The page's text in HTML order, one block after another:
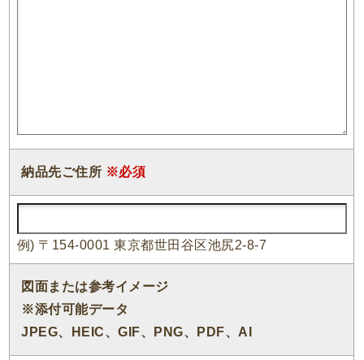
納品先ご住所 ※必須
例) 〒154-0001 東京都世田谷区池尻2-8-7
図面または参考イメージ
※添付可能データ
JPEG、HEIC、GIF、PNG、PDF、AI